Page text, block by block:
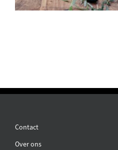
Contact
Over ons